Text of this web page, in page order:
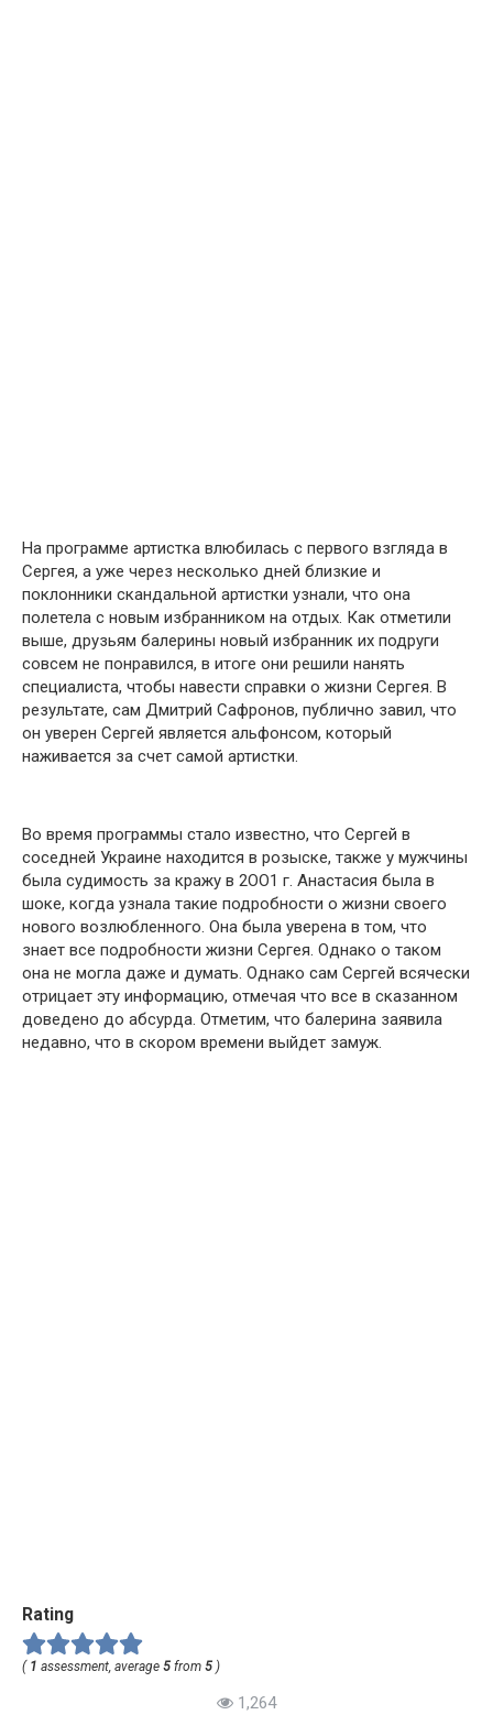
На программе артистка влюбилась с первого взгляда в
Сергея, а уже через несколько дней близкие и
поклонники скандальной артистки узнали, что она
полетела с новым избранником на отдых. Как отметили
выше, друзьям балерины новый избранник их подруги
совсем не понравился, в итоге они решили нанять
специалиста, чтобы навести справки о жизни Сергея. В
результате, сам Дмитрий Сафронов, публично завил, что
он уверен Сергей является альфонсом, который
наживается за счет самой артистки.
Во время программы стало известно, что Сергей в
соседней Украине находится в розыске, также у мужчины
была судимость за кражу в 2ОО1 г. Анастасия была в
шоке, когда узнала такие подробности о жизни своего
нового возлюбленного. Она была уверена в том, что
знает все подробности жизни Сергея. Однако о таком
она не могла даже и думать. Однако сам Сергей всячески
отрицает эту информацию, отмечая что все в сказанном
доведено до абсурда. Отметим, что балерина заявила
недавно, что в скором времени выйдет замуж.
Rating
( 1 assessment, average 5 from 5 )
1,264